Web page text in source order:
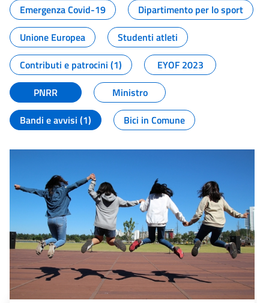
Emergenza Covid-19
Dipartimento per lo sport
Unione Europea
Studenti atleti
Contributi e patrocini (1)
EYOF 2023
PNRR
Ministro
Bandi e avvisi (1)
Bici in Comune